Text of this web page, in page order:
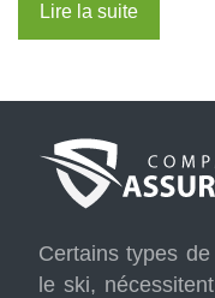
Lire la suite
Certains types
le ski,